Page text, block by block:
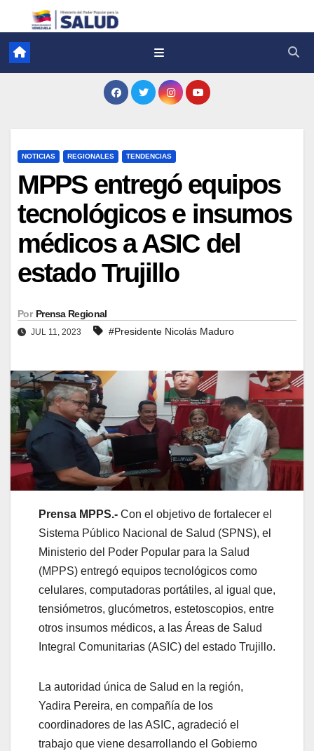
NOTICIAS REGIONALES TENDENCIAS
MPPS entregó equipos
tecnológicos e insumos
médicos a ASIC del
estado Trujillo
Por Prensa Regional
JUL 11, 2023 #Presidente Nicolás Maduro
Prensa MPPS.- Con el objetivo de fortalecer el
Sistema Público Nacional de Salud (SPNS), el
Ministerio del Poder Popular para la Salud
(MPPS) entregó equipos tecnológicos como
celulares, computadoras portátiles, al igual que,
tensiómetros, glucómetros, estetoscopios, entre
otros insumos médicos, a las Áreas de Salud
Integral Comunitarias (ASIC) del estado Trujillo.
La autoridad única de Salud en la región,
Yadira Pereira, en compañía de los
coordinadores de las ASIC, agradeció el
trabajo que viene desarrollando el Gobierno